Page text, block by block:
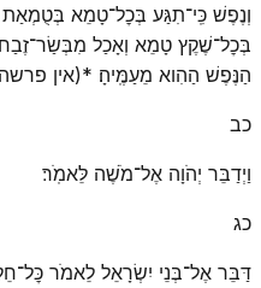
וְנֶפֶשׁ כִּֽי־תִגַּע בְּכׇל־טָמֵא
בְּכׇל־שֶׁקֶץ טָמֵא וְאָכַל
הַנֶּפֶשׁ הַהִוא מֵעַמֶּֽיהָ׃ *(אין
כב
וַיְדַבֵּר יְהֹוָה אֶל־מֹשֶׁה לֵּאמֹֽר׃
כג
דַּבֵּר אֶל־בְּנֵי יִשְׂרָאֵל לֵאמֹר